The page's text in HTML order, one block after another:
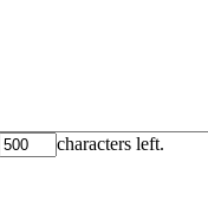
characters left.